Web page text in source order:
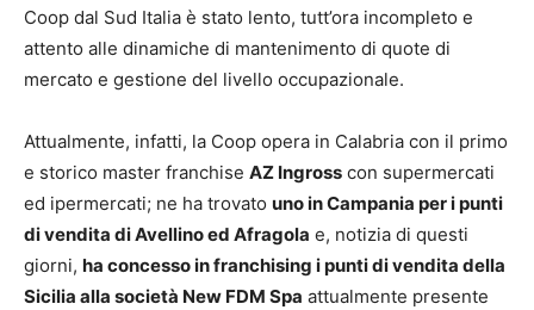
Coop dal Sud Italia è stato lento, tutt’ora incompleto e
attento alle dinamiche di mantenimento di quote di
mercato e gestione del livello occupazionale.
Attualmente, infatti, la Coop opera in Calabria con il primo
e storico master franchise AZ Ingross con supermercati
ed ipermercati; ne ha trovato uno in Campania per i punti
di vendita di Avellino ed Afragola e, notizia di questi
giorni, ha concesso in franchising i punti di vendita della
Sicilia alla società New FDM Spa attualmente presente